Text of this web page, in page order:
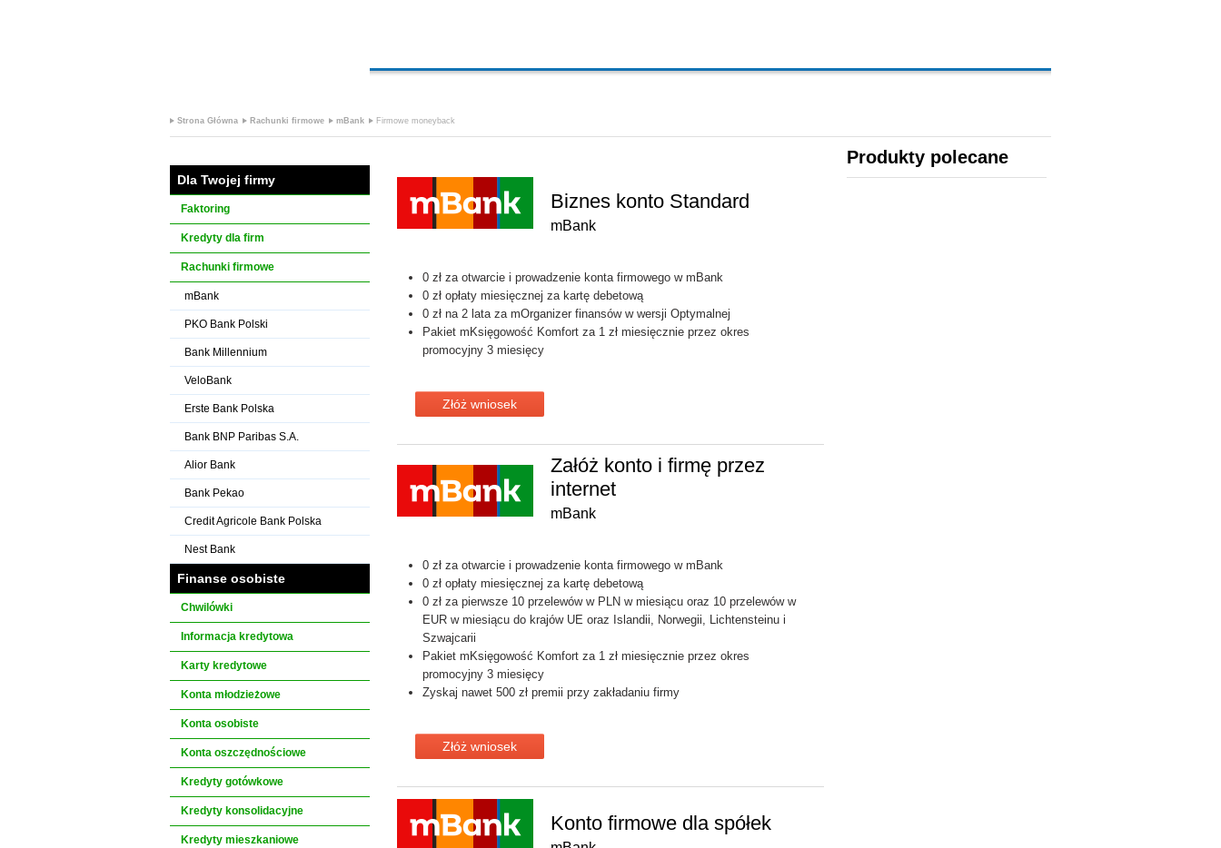
Strona Główna Rachunki firmowe mBank Firmowe moneyback
Dla Twojej firmy
Faktoring
Kredyty dla firm
Rachunki firmowe
mBank
PKO Bank Polski
Bank Millennium
VeloBank
Erste Bank Polska
Bank BNP Paribas S.A.
Alior Bank
Bank Pekao
Credit Agricole Bank Polska
Nest Bank
Finanse osobiste
Chwilówki
Informacja kredytowa
Karty kredytowe
Konta młodzieżowe
Konta osobiste
Konta oszczędnościowe
Kredyty gotówkowe
Kredyty konsolidacyjne
Kredyty mieszkaniowe
Biznes konto Standard
mBank
0 zł za otwarcie i prowadzenie konta firmowego w mBank
0 zł opłaty miesięcznej za kartę debetową
0 zł na 2 lata za mOrganizer finansów w wersji Optymalnej
Pakiet mKsięgowość Komfort za 1 zł miesięcznie przez okres
promocyjny 3 miesięcy
Złóż wniosek
Załóż konto i firmę przez
internet
mBank
0 zł za otwarcie i prowadzenie konta firmowego w mBank
0 zł opłaty miesięcznej za kartę debetową
0 zł za pierwsze 10 przelewów w PLN w miesiącu oraz 10 przelewów w
EUR w miesiącu do krajów UE oraz Islandii, Norwegii, Lichtensteinu i
Szwajcarii
Pakiet mKsięgowość Komfort za 1 zł miesięcznie przez okres
promocyjny 3 miesięcy
Zyskaj nawet 500 zł premii przy zakładaniu firmy
Złóż wniosek
Konto firmowe dla spółek
Produkty polecane